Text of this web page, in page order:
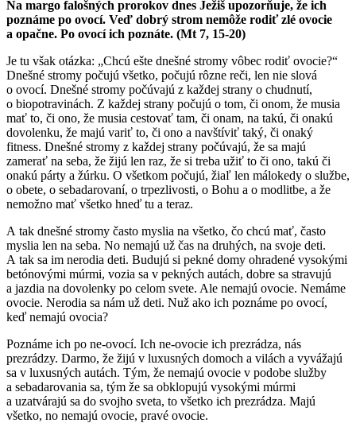
Na margo falošných prorokov dnes Ježiš upozorňuje, že ich
poznáme po ovocí. Veď dobrý strom nemôže rodiť zlé ovocie
a opačne. Po ovocí ich poznáte. (Mt 7, 15-20)
Je tu však otázka: „Chcú ešte dnešné stromy vôbec rodiť ovocie?“
Dnešné stromy počujú všetko, počujú rôzne reči, len nie slová
o ovocí. Dnešné stromy počúvajú z každej strany o chudnutí,
o biopotravinách. Z každej strany počujú o tom, či onom, že musia
mať to, či ono, že musia cestovať tam, či onam, na takú, či onakú
dovolenku, že majú variť to, či ono a navštíviť taký, či onaký
fitness. Dnešné stromy z každej strany počúvajú, že sa majú
zamerať na seba, že žijú len raz, že si treba užiť to či ono, takú či
onakú párty a žúrku. O všetkom počujú, žiaľ len málokedy o službe,
o obete, o sebadarovaní, o trpezlivosti, o Bohu a o modlitbe, a že
nemožno mať všetko hneď tu a teraz.
A tak dnešné stromy často myslia na všetko, čo chcú mať, často
myslia len na seba. No nemajú už čas na druhých, na svoje deti.
A tak sa im nerodia deti. Budujú si pekné domy ohradené vysokými
betónovými múrmi, vozia sa v pekných autách, dobre sa stravujú
a jazdia na dovolenky po celom svete. Ale nemajú ovocie. Nemáme
ovocie. Nerodia sa nám už deti. Nuž ako ich poznáme po ovocí,
keď nemajú ovocia?
Poznáme ich po ne-ovocí. Ich ne-ovocie ich prezrádza, nás
prezrádzy. Darmo, že žijú v luxusných domoch a vilách a vyvážajú
sa v luxusných autách. Tým, že nemajú ovocie v podobe služby
a sebadarovania sa, tým že sa obklopujú vysokými múrmi
a uzatvárajú sa do svojho sveta, to všetko ich prezrádza. Majú
všetko, no nemajú ovocie, pravé ovocie.